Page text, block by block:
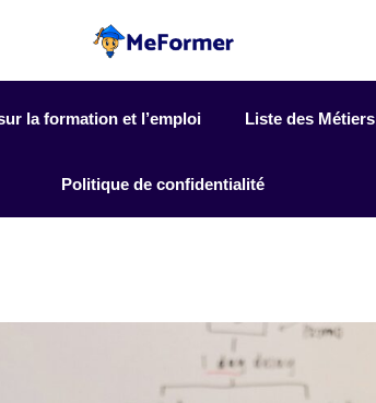
la formation et l’emploi Liste des Métiers
Politique de confidentialité